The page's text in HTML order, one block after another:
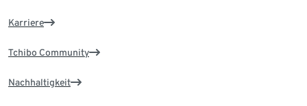
Karriere
Tchibo Community
Nachhaltigkeit